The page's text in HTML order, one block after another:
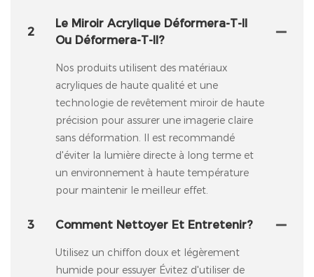
2
Le Miroir Acrylique Déformera-T-Il
Ou Déformera-T-Il?
Nos produits utilisent des matériaux
acryliques de haute qualité et une
technologie de revêtement miroir de haute
précision pour assurer une imagerie claire
sans déformation. Il est recommandé
d'éviter la lumière directe à long terme et
un environnement à haute température
pour maintenir le meilleur effet.
3 Comment Nettoyer Et Entretenir?
Utilisez un chiffon doux et légèrement
humide pour essuyer Évitez d'utiliser de